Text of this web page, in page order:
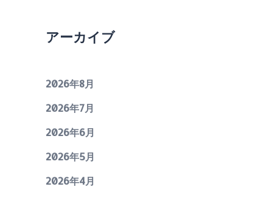
アーカイブ
2026年8月
2026年7月
2026年6月
2026年5月
2026年4月